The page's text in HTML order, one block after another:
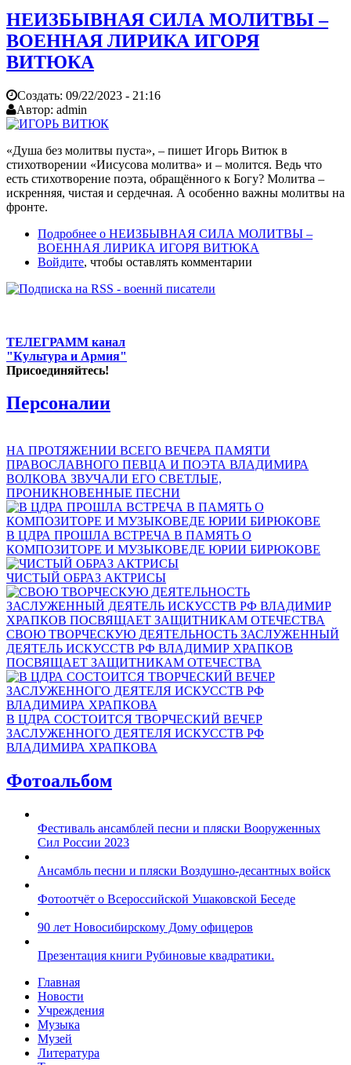
НЕИЗБЫВНАЯ СИЛА МОЛИТВЫ –
ВОЕННАЯ ЛИРИКА ИГОРЯ
ВИТЮКА
Создать: 09/22/2023 - 21:16
Автор: admin
«Душа без молитвы пуста», – пишет Игорь Витюк в
стихотворении «Иисусова молитва» и – молится. Ведь что
есть стихотворение поэта, обращённого к Богу? Молитва –
искренняя, чистая и сердечная. А особенно важны молитвы на
фронте.
Подробнее о НЕИЗБЫВНАЯ СИЛА МОЛИТВЫ –
ВОЕННАЯ ЛИРИКА ИГОРЯ ВИТЮКА
Войдите, чтобы оставлять комментарии
ТЕЛЕГРАММ канал
"Культура и Армия"
Присоединяйтесь!
Персоналии
НА ПРОТЯЖЕНИИ ВСЕГО ВЕЧЕРА ПАМЯТИ
ПРАВОСЛАВНОГО ПЕВЦА И ПОЭТА ВЛАДИМИРА
ВОЛКОВА ЗВУЧАЛИ ЕГО СВЕТЛЫЕ,
ПРОНИКНОВЕННЫЕ ПЕСНИ
В ЦДРА ПРОШЛА ВСТРЕЧА В ПАМЯТЬ О
КОМПОЗИТОРЕ И МУЗЫКОВЕДЕ ЮРИИ БИРЮКОВЕ
ЧИСТЫЙ ОБРАЗ АКТРИСЫ
СВОЮ ТВОРЧЕСКУЮ ДЕЯТЕЛЬНОСТЬ ЗАСЛУЖЕННЫЙ
ДЕЯТЕЛЬ ИСКУССТВ РФ ВЛАДИМИР ХРАПКОВ
ПОСВЯЩАЕТ ЗАЩИТНИКАМ ОТЕЧЕСТВА
В ЦДРА СОСТОИТСЯ ТВОРЧЕСКИЙ ВЕЧЕР
ЗАСЛУЖЕННОГО ДЕЯТЕЛЯ ИСКУССТВ РФ
ВЛАДИМИРА ХРАПКОВА
Фотоальбом
Фестиваль ансамблей песни и пляски Вооруженных
Сил России 2023
Ансамбль песни и пляски Воздушно-десантных войск
Фотоотчёт о Всероссийской Ушаковской Беседе
90 лет Новосибирскому Дому офицеров
Презентация книги Рубиновые квадратики.
Главная
Новости
Учреждения
Музыка
Музей
Литература